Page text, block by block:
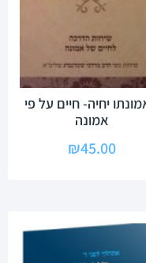
יחיה- חיים על פי
אמונה
₪45.00